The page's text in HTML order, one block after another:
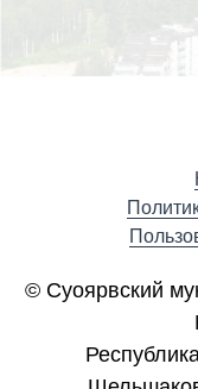
© Суоярвский